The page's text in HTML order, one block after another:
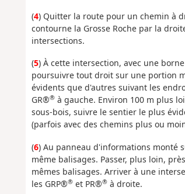
(4) Quitter la route pour un chemin à
contourne la Grosse Roche par la
intersections.
(5) À cette intersection, avec une
poursuivre tout droit sur une portion
évidents que d'autres suivant les
GR®®à gauche. Environ 100 m plus
sous-bois, suivre le sentier le plus
(parfois avec des chemins plus ou
(6) Au panneau d'informations monté
même balisages. Passer, plus loin,
mêmes balisages. Arriver à une
les GRP®®et PR®®à droite.